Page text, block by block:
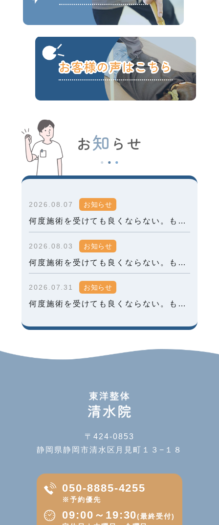
お客様の声はこちら
お知 らせ
2026.08.07 お知らせ
何度施術を受けても良くならない。もしかしたら、姿勢が原因かもしれません。⑤
2026.08.03 お知らせ
2026.07.31 お知らせ
何度施術を受けても良くならない。もしかしたら、姿勢が原因かもしれません。③
〒424-0853
静岡県静岡市清水区月見町１３−１８
050-8885-4255
※予約優先
09:00～19:30(最終受付)